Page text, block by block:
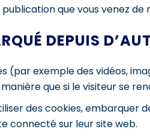
que vous venez de
DEPUIS
exemple des vidéos,
que si le visiteur se
des cookies, embarquer
connecté sur leur site web.